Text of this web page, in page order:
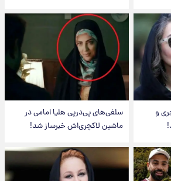
و
سلفی‌های پی‌درپی هلیا امامی در
ماشین لاکچری‌اش خبرساز شد!